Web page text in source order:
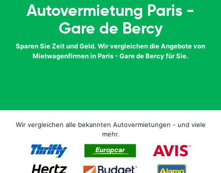
Autovermietung Paris -
Gare de Bercy
Sparen Sie Zeit und Geld. Wir vergleichen die Angebote von
Mietwagenfirmen in Paris - Gare de Bercy für Sie.
Wir vergleichen alle bekannten Autovermietungen - und viele
mehr.